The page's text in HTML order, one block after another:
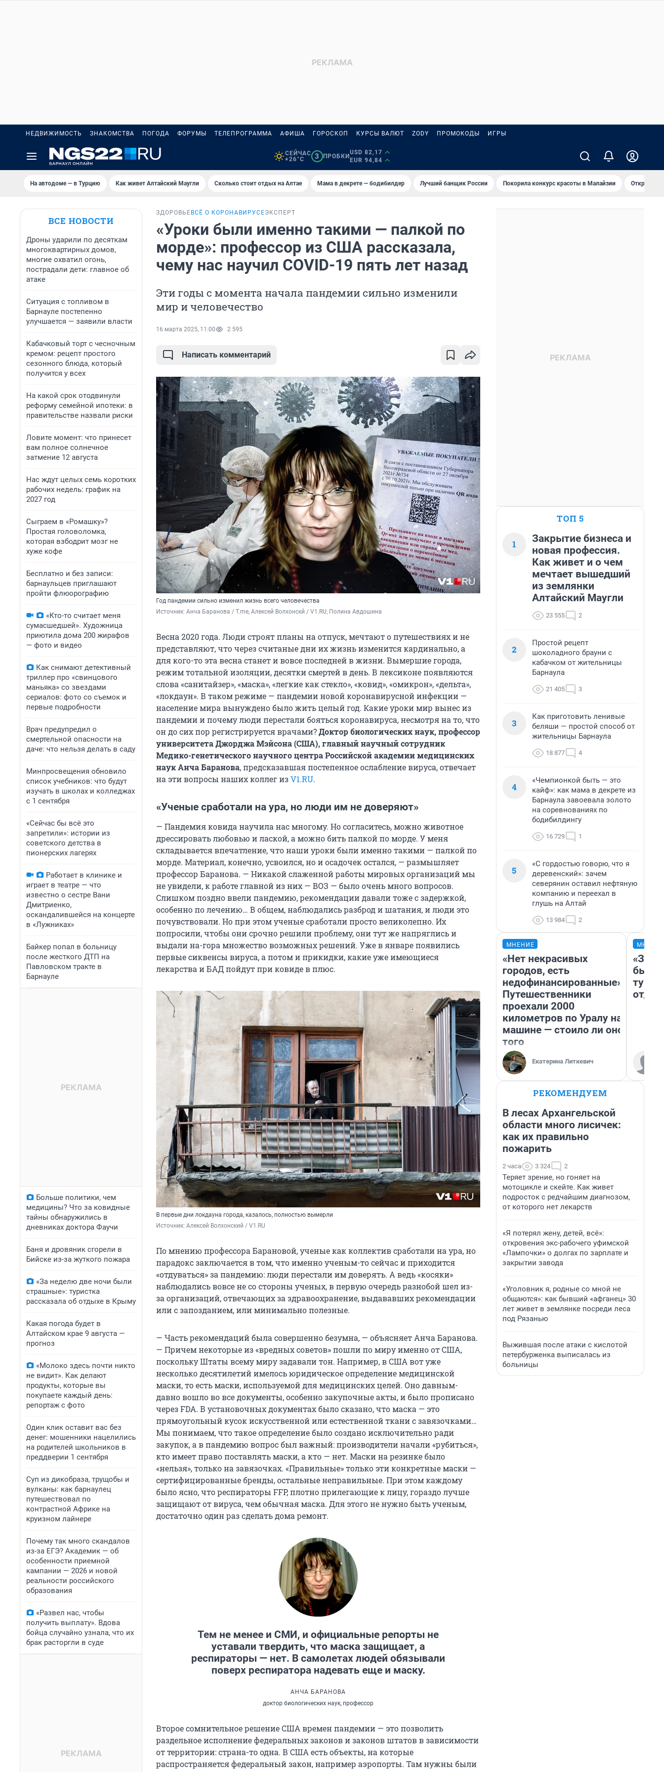
НЕДВИЖИМОСТЬ ЗНАКОМСТВА ПОГОДА ФОРУМЫ ТЕЛЕПРОГРАММА АФИША ГОРОСКОП КУРСЫ ВАЛЮТ ZODY ПРОМОКОДЫ ИГРЫ
СЕЙЧАС
+26°C
3 ПРОБКИ
USD 82,17
EUR 94,84
На автодоме — в Турцию Как живет Алтайский Маугли Сколько стоит отдых на Алтае Мама в декрете — бодибилдер Лучший банщик России Покорила конкурс красоты в Малайзии Открыл
ВСЕ НОВОСТИ
Дроны ударили по десяткам
многоквартирных домов,
многие охватил огонь,
пострадали дети: главное об
атаке
Ситуация с топливом в
Барнауле постепенно
улучшается — заявили власти
Кабачковый торт с чесночным
кремом: рецепт простого
сезонного блюда, который
получится у всех
На какой срок отодвинули
реформу семейной ипотеки: в
правительстве назвали риски
Ловите момент: что принесет
вам полное солнечное
затмение 12 августа
Нас ждут целых семь коротких
рабочих недель: график на
2027 год
Сыграем в «Ромашку»?
Простая головоломка,
которая взбодрит мозг не
хуже кофе
Бесплатно и без записи:
барнаульцев приглашают
пройти флюорографию
«Кто-то считает меня
сумасшедшей». Художница
приютила дома 200 жирафов
— фото и видео
Как снимают детективный
триллер про «свинцового
маньяка» со звездами
сериалов: фото со съемок и
первые подробности
Врач предупредил о
смертельной опасности на
даче: что нельзя делать в саду
Минпросвещения обновило
список учебников: что будут
изучать в школах и колледжах
с 1 сентября
«Сейчас бы всё это
запретили»: истории из
советского детства в
пионерских лагерях
Работает в клинике и
играет в театре — что
известно о сестре Вани
Дмитриенко,
оскандалившейся на концерте
в «Лужниках»
Байкер попал в больницу
после жесткого ДТП на
Павловском тракте в
Барнауле
Больше политики, чем
медицины? Что за ковидные
тайны обнаружились в
дневниках доктора Фаучи
Баня и дровяник сгорели в
Бийске из-за жуткого пожара
«За неделю две ночи были
страшные»: туристка
рассказала об отдыхе в Крыму
Какая погода будет в
Алтайском крае 9 августа —
прогноз
«Молоко здесь почти никто
не видит». Как делают
продукты, которые вы
покупаете каждый день:
репортаж с фото
Один клик оставит вас без
денег: мошенники нацелились
на родителей школьников в
преддверии 1 сентября
Суп из дикобраза, трущобы и
вулканы: как барнаулец
путешествовал по
контрастной Африке на
круизном лайнере
Почему так много скандалов
из-за ЕГЭ? Академик — об
особенности приемной
кампании — 2026 и новой
реальности российского
образования
«Развел нас, чтобы
получить выплату». Вдова
бойца случайно узнала, что их
брак расторгли в суде
ЗДОРОВЬЕ ВСЁ О КОРОНАВИРУСЕЭКСПЕРТ
«Уроки были именно такими — палкой по
морде»: профессор из США рассказала,
чему нас научил COVID-19 пять лет назад
Эти годы с момента начала пандемии сильно изменили
мир и человечество
16 марта 2025, 11:00 2 595
Написать комментарий
Год пандемии сильно изменил жизнь всего человечества
Источник: Анча Баранова / T.me, Алексей Волхонскй / V1.RU, Полина Авдошина
Весна 2020 года. Люди строят планы на отпуск, мечтают о путешествиях и не
представляют, что через считаные дни их жизнь изменится кардинально, а
для кого-то эта весна станет и вовсе последней в жизни. Вымершие города,
режим тотальной изоляции, десятки смертей в день. В лексиконе появляются
слова «санитайзер», «маска», «легкие как стекло», «ковид», «омикрон», «дельта»,
«локдаун». В таком режиме — пандемии новой коронавирусной инфекции —
население мира вынуждено было жить целый год. Какие уроки мир вынес из
пандемии и почему люди перестали бояться коронавируса, несмотря на то, что
он до сих пор регистрируется врачами?Доктор биологических наук, профессор
университета Джорджа Мэйсона (США), главный научный сотрудник
Медико-генетического научного центра Российской академии медицинских
наук Анча Баранова, предсказавшая постепенное ослабление вируса, отвечает
на эти вопросы наших коллег изV1.RU.
«Ученые сработали на ура, но люди им не доверяют»
— Пандемия ковида научила нас многому. Но согласитесь, можно животное
дрессировать любовью и лаской, а можно бить палкой по морде. У меня
складывается впечатление, что наши уроки были именно такими — палкой по
морде. Материал, конечно, усвоился, но и осадочек остался, — размышляет
профессор Баранова. — Никакой слаженной работы мировых организаций мы
не увидели, к работе главной из них — ВОЗ — было очень много вопросов.
Слишком поздно ввели пандемию, рекомендации давали тоже с задержкой,
особенно по лечению… В общем, наблюдались разброд и шатания, и люди это
почувствовали. Но при этом ученые сработали просто великолепно. Их
попросили, чтобы они срочно решили проблему, они тут же напряглись и
выдали на-гора множество возможных решений. Уже в январе появились
первые сиквенсы вируса, а потом и прикидки, какие уже имеющиеся
лекарства и БАД пойдут при ковиде в плюс.
В первые дни локдауна города, казалось, полностью вымерли
Источник: Алексей Волхонский / V1.RU
По мнению профессора Барановой, ученые как коллектив сработали на ура, но
парадокс заключается в том, что именно ученым-то сейчас и приходится
«отдуваться» за пандемию: люди перестали им доверять. А ведь «косяки»
наблюдались вовсе не со стороны ученых, в первую очередь разнобой шел из-
за организаций, отвечающих за здравоохранение, выдававших рекомендации
или с запозданием, или минимально полезные.
— Часть рекомендаций была совершенно безумна, — объясняет Анча Баранова.
— Причем некоторые из «вредных советов» пошли по миру именно от США,
поскольку Штаты всему миру задавали тон. Например, в США вот уже
несколько десятилетий имелось юридическое определение медицинской
маски, то есть маски, используемой для медицинских целей. Оно давным-
давно вошло во все документы, особенно закупочные акты, и было прописано
через FDA. В установочных документах было сказано, что маска — это
прямоугольный кусок искусственной или естественной ткани с завязочками…
Мы понимаем, что такое определение было создано исключительно ради
закупок, а в пандемию вопрос был важный: производители начали «рубиться»,
кто имеет право поставлять маски, а кто — нет. Маски на резинке было
«нельзя», только на завязочках. «Правильные» только эти конкретные маски —
сертифицированные бренды, остальные неправильные. При этом каждому
было ясно, что респираторы FFP, плотно прилегающие к лицу, гораздо лучше
защищают от вируса, чем обычная маска. Для этого не нужно быть ученым,
достаточно один раз сделать дома ремонт.
Тем не менее и СМИ, и официальные репорты не
уставали твердить, что маска защищает, а
респираторы — нет. В самолетах людей обязывали
поверх респиратора надевать еще и маску.
АНЧА БАРАНОВА
доктор биологических наук, профессор
Второе сомнительное решение США времен пандемии — это позволить
раздельное исполнение федеральных законов и законов штатов в зависимости
от территории: страна-то одна. В США есть объекты, на которые
распространяется федеральный закон, например аэропорты. Там нужны были
ТОП 5
1
Закрытие бизнеса и
новая профессия.
Как живет и о чем
мечтает вышедший
из землянки
Алтайский Маугли
23 555 2
2
Простой рецепт
шоколадного брауни с
кабачком от жительницы
Барнаула
21 405 3
3
Как приготовить ленивые
беляши — простой способ от
жительницы Барнаула
18 877 4
4
«Чемпионкой быть — это
кайф»: как мама в декрете из
Барнаула завоевала золото
на соревнованиях по
бодибилдингу
16 729 1
5
«С гордостью говорю, что я
деревенский»: зачем
северянин оставил нефтяную
компанию и переехал в
глушь на Алтай
13 984 2
МНЕНИЕ
«Нет некрасивых
городов, есть
недофинансированные».
Путешественники
проехали 2000
километров по Уралу на
машине — стоило ли оно
того
Екатерина Литкевич
«За
были
РЕКОМЕНДУЕМ
В лесах Архангельской
области много лисичек:
как их правильно
пожарить
2 часа 3 324 2
Теряет зрение, но гоняет на
мотоцикле и скейте. Как живет
подросток с редчайшим диагнозом,
от которого нет лекарств
«Я потерял жену, детей, всё»:
откровения экс-рабочего уфимской
«Лампочки» о долгах по зарплате и
закрытии завода
«Уголовник я, родные со мной не
общаются»: как бывший «афганец» 30
лет живет в землянке посреди леса
под Рязанью
Выжившая после атаки с кислотой
петербурженка выписалась из
больницы